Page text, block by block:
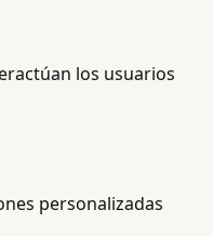
los usuarios
personalizadas